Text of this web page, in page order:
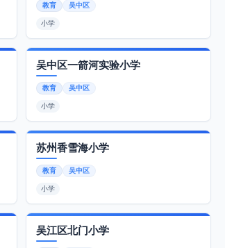
教育 吴中区
小学
吴中区一箭河实验小学
教育 吴中区
小学
苏州香雪海小学
教育 吴中区
小学
吴江区北门小学